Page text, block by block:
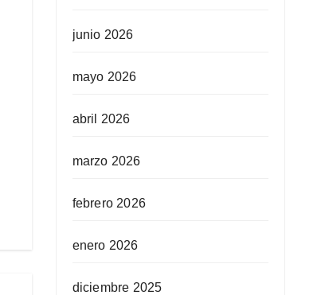
junio 2026
mayo 2026
abril 2026
marzo 2026
febrero 2026
enero 2026
diciembre 2025